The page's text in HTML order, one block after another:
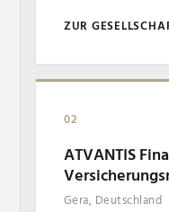
ZUR
02
ATVANTIS
Gera, Deutschland